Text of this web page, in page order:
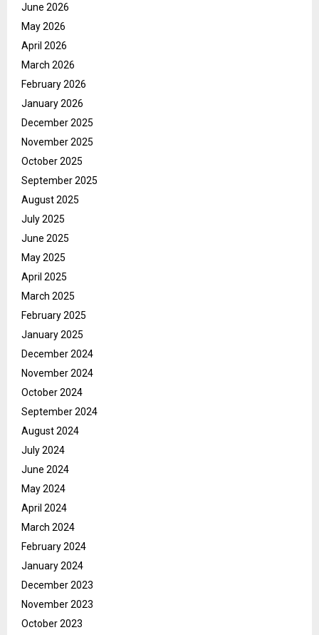
June 2026
May 2026
April 2026
March 2026
February 2026
January 2026
December 2025
November 2025
October 2025
September 2025
August 2025
July 2025
June 2025
May 2025
April 2025
March 2025
February 2025
January 2025
December 2024
November 2024
October 2024
September 2024
August 2024
July 2024
June 2024
May 2024
April 2024
March 2024
February 2024
January 2024
December 2023
November 2023
October 2023